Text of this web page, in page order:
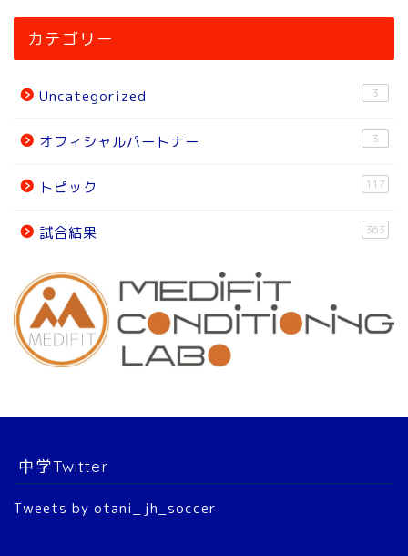
カテゴリー
Uncategorized 3
オフィシャルパートナー 3
トピック 117
試合結果 363
中学Twitter
Tweets by otani_jh_soccer
ニュース
チーム紹介
選 手